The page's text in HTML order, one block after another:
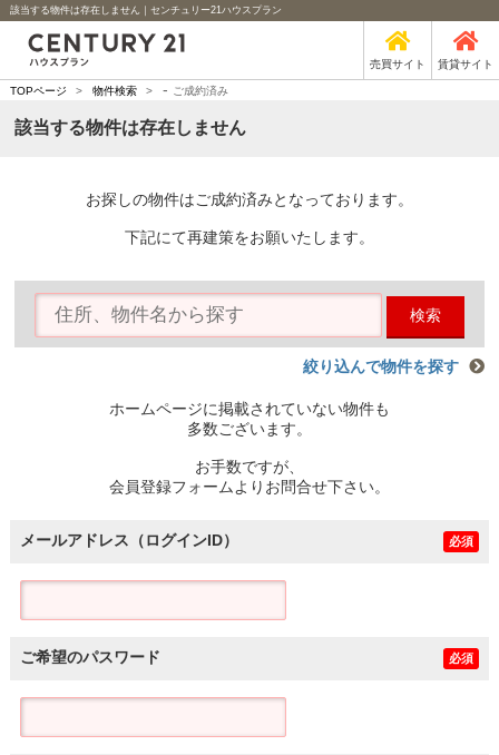
該当する物件は存在しません｜センチュリー21ハウスプラン
売買サイト 賃貸サイト
TOPページ > 物件検索 > - ご成約済み
該当する物件は存在しません
お探しの物件はご成約済みとなっております。
下記にて再建策をお願いたします。
検索
絞り込んで物件を探す
ホームページに掲載されていない物件も
多数ございます。
お手数ですが、
会員登録フォームよりお問合せ下さい。
メールアドレス（ログインID） 必須
ご希望のパスワード 必須